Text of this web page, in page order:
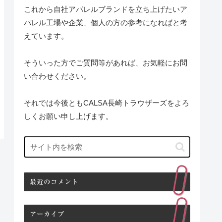
これから自社アパレルブランドを立ち上げたいア
パレル工場や企業、個人の方の参考になればと考
えています。
そういった方でご質問等があれば、お気軽にお問
い合わせください。
それでは今後ともCALSA長崎トラウザーズをよろ
しくお願い申し上げます。
最近のコメント
アーカイブ